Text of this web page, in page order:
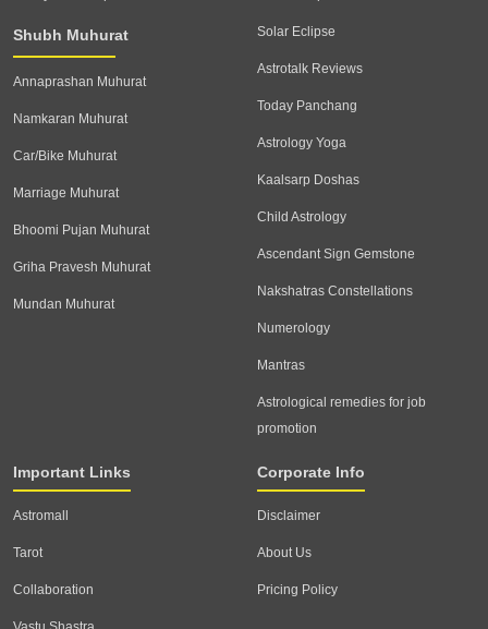
Shubh Muhurat
Annaprashan Muhurat
Namkaran Muhurat
Car/Bike Muhurat
Marriage Muhurat
Bhoomi Pujan Muhurat
Griha Pravesh Muhurat
Mundan Muhurat
Solar Eclipse
Astrotalk Reviews
Today Panchang
Astrology Yoga
Kaalsarp Doshas
Child Astrology
Ascendant Sign Gemstone
Nakshatras Constellations
Numerology
Mantras
Astrological remedies for job
promotion
Important Links
Astromall
Tarot
Collaboration
Corporate Info
Disclaimer
About Us
Pricing Policy